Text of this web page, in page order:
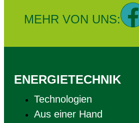
MEHR VON UNS:
ENERGIETECHNIK
Technologien
Aus einer Hand